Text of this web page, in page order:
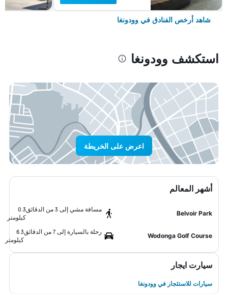
شاهد أرخص الفنادق في وودونغا
استكشف وودونغا
اعرض على الخريطة
أشهر المعالم
Belvoir Park
مسافة مشي إلى 3 من الدقائق
0.3
كيلومتر
Wodonga Golf Course
رحلة بالسيارة إلى 7 من الدقائق
6.3
كيلومتر
سيارت ايجار
سيارات للاستئجار في وودونغا